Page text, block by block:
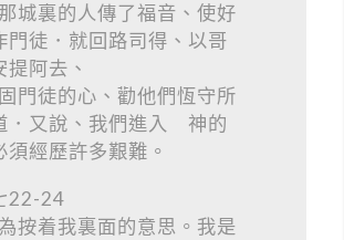
城裏的人傳了福音、使好
門徒．就回路司得、以哥
提阿去、
門徒的心、勸他們恆守所
．又說、我們進入 神的
須經歷許多艱難。
22-24
按着我裏面的意思。我是